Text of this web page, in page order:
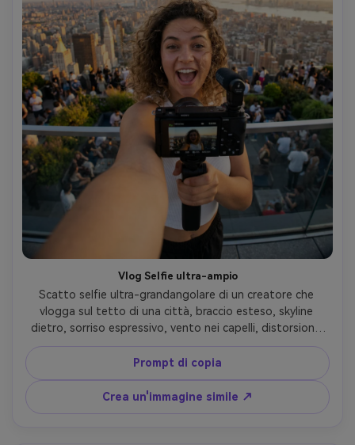
Vlog Selfie ultra-ampio
Scatto selfie ultra-grandangolare di un creatore che
vlogga sul tetto di una città, braccio esteso, skyline
dietro, sorriso espressivo, vento nei capelli, distorsione
dinamica della prospettiva mantenuta di gusto, tramonto
luminoso, Sony ZV-E10, obiettivo 16mm, f/2.8, alta
chiarezza, colore vivace ma naturale, stile fotorealistico
dei contenuti sociali- -ar 4:5
Prompt di copia
Crea un'immagine simile ↗